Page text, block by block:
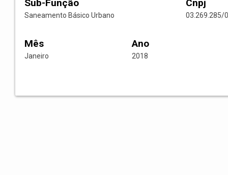
Sub-Função
Saneamento Básico Urbano
Cnpj
03.269.285/
Mês
Janeiro
Ano
2018